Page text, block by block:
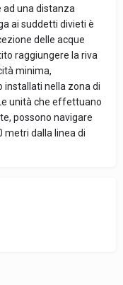
ad una distanza
ai suddetti divieti è
delle acque
raggiungere la riva
minima,
installati nella zona di
unità che effettuano
possono navigare
metri dalla linea di